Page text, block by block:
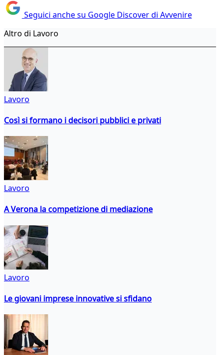
Seguici anche su Google Discover di Avvenire
Altro di Lavoro
Lavoro
Così si formano i decisori pubblici e privati
Lavoro
A Verona la competizione di mediazione
Lavoro
Le giovani imprese innovative si sfidano